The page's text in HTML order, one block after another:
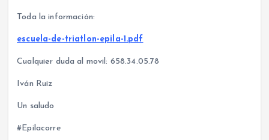
Toda la información:
escuela-de-triatlon-epila-1.pdf
Cualquier duda al movil: 658.34.05.78
Iván Ruiz
Un saludo
#Epilacorre